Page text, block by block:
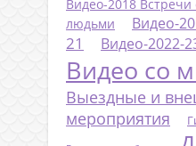
Видео-2018
людьми
Видео-
21
Видео-2022-
Видео со
Выездные и
мероприятия